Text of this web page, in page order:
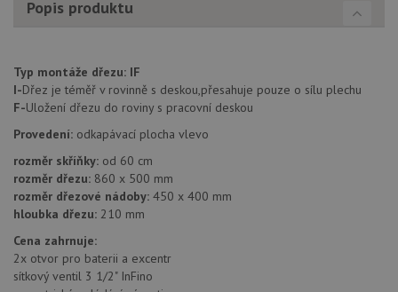
Popis produktu
Typ montáže dřezu: IF
I-Dřez je téměř v rovinně s deskou,přesahuje pouze o sílu plechu
F-Uložení dřezu do roviny s pracovní deskou
Provedení: odkapávací plocha vlevo
rozměr skříňky: od 60 cm
rozměr dřezu: 860 x 500 mm
rozměr dřezové nádoby: 450 x 400 mm
hloubka dřezu: 210 mm
Cena zahrnuje:
2x otvor pro baterii a excentr
sítkový ventil 3 1/2" InFino
nezbytně nutných souborů cookie správně používat.
udid .drezy-blanco.cz
4 týdny 2
dny
AWSALBCORS